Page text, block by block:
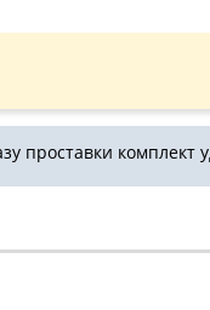
проставки комплект